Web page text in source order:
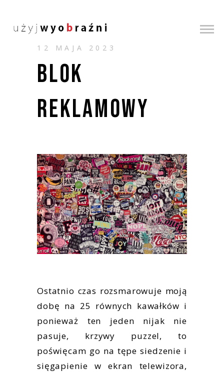
12 MAJA 2023
BLOK
REKLAMOWY
Ostatnio czas rozsmarowuje moją
dobę na 25 równych kawałków i
ponieważ ten jeden nijak nie
pasuje, krzywy puzzel, to
poświęcam go na tępe siedzenie i
sięgapienie w ekran telewizora,